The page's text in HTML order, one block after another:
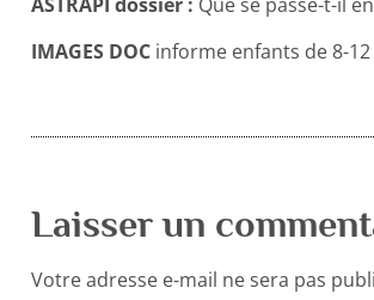
ASTRAPI dossier : Que se passe-t-il
IMAGES DOC informe enfants de 8-
Laisser un
Votre adresse e-mail ne sera pas